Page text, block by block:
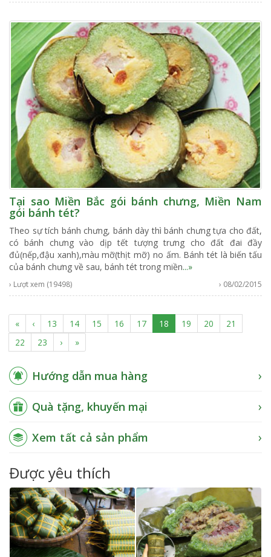
Tại sao Miền Bắc gói bánh chưng, Miền Nam
gói bánh tét?
Theo sự tích bánh chưng, bánh dày thì bánh chưng tựa cho đất,
có bánh chưng vào dịp tết tượng trưng cho đất đai đầy
đủ(nếp,đậu xanh),màu mỡ(thịt mỡ) no ấm. Bánh tét là biến tấu
của bánh chưng về sau, bánh tét trong miền...»
› Lượt xem (19498) › 08/02/2015
« ‹ 13 14 15 16 17 18 (current)
19 20
21
22
23 › »
Hướng dẫn mua hàng
Quà tặng, khuyến mại
Xem tất cả sản phẩm
Được yêu thích